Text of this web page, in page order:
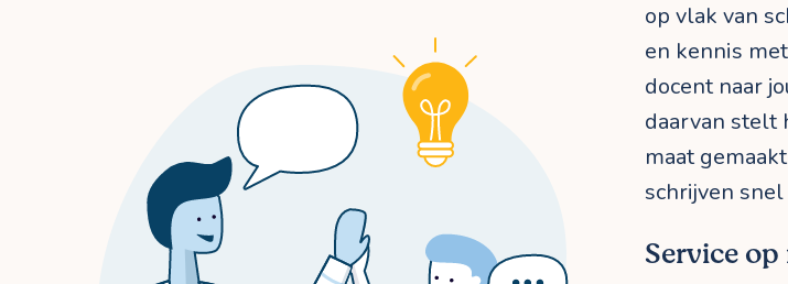
op vlak van
en kennis
docent naar
daarvan stelt
maat
schrijven
Service